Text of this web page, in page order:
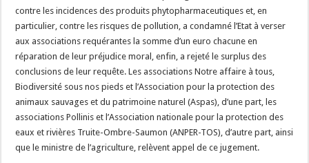
contre les incidences des produits phytopharmaceutiques et, en
particulier, contre les risques de pollution, a condamné l’Etat à verser
aux associations requérantes la somme d’un euro chacune en
réparation de leur préjudice moral, enfin, a rejeté le surplus des
conclusions de leur requête. Les associations Notre affaire à tous,
Biodiversité sous nos pieds et l’Association pour la protection des
animaux sauvages et du patrimoine naturel (Aspas), d’une part, les
associations Pollinis et l’Association nationale pour la protection des
eaux et rivières Truite-Ombre-Saumon (ANPER-TOS), d’autre part, ainsi
que le ministre de l’agriculture, relèvent appel de ce jugement.